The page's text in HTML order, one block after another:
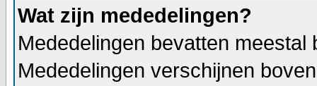
Wat zijn mededelingen?
Mededelingen bevatten
Mededelingen verschijnen